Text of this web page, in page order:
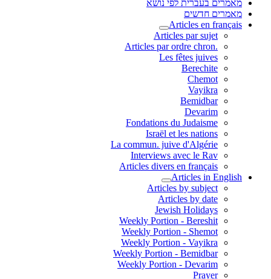
מאמרים בעברית לפי נושא
מאמרים חדשים
Articles en français
Articles par sujet
.Articles par ordre chron
Les fêtes juives
Berechite
Chemot
Vayikra
Bemidbar
Devarim
Fondations du Judaisme
Israël et les nations
La commun. juive d'Algérie
Interviews avec le Rav
Articles divers en français
Articles in English
Articles by subject
Articles by date
Jewish Holidays
Weekly Portion - Bereshit
Weekly Portion - Shemot
Weekly Portion - Vayikra
Weekly Portion - Bemidbar
Weekly Portion - Devarim
Prayer